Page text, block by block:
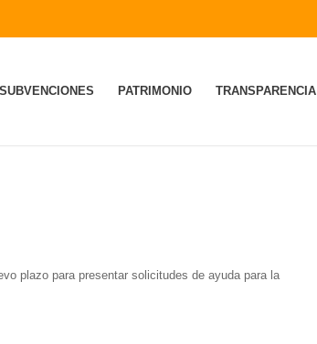
SUBVENCIONES PATRIMONIO TRANSPARENCIA
plazo para presentar solicitudes de ayuda para la